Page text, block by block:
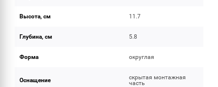
Высота, см 11.7
Глубина, см 5.8
Форма округлая
Оснащение
скрытая монтажная
часть